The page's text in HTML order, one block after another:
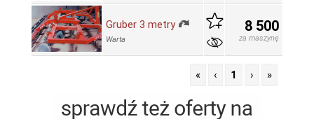
Gruber 3 metry
Warta
8 500
za maszynę
« ‹ 1 › »